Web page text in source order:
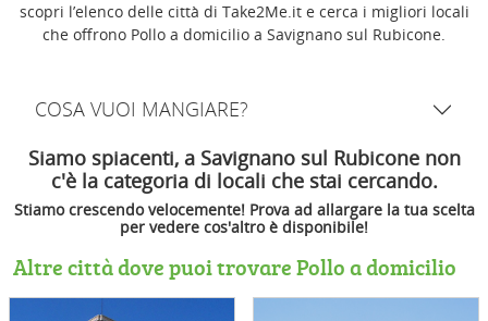
scopri l’elenco delle città di Take2Me.it e cerca i migliori locali
che offrono Pollo a domicilio a Savignano sul Rubicone.
COSA VUOI MANGIARE?
Siamo spiacenti, a Savignano sul Rubicone non
c'è la categoria di locali che stai cercando.
Stiamo crescendo velocemente! Prova ad allargare la tua scelta
per vedere cos'altro è disponibile!
Altre città dove puoi trovare Pollo a domicilio